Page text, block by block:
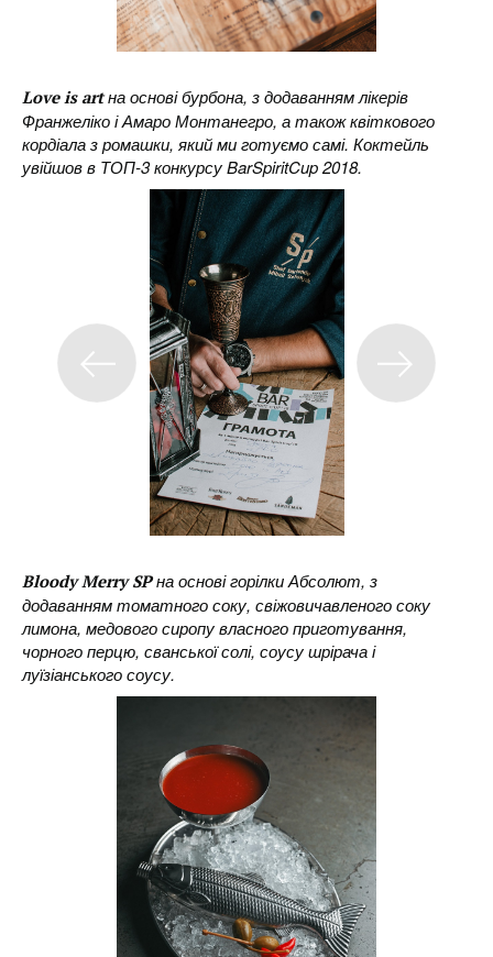
Love is artна основі бурбона, з додаванням лікерів
Франжеліко і Амаро Монтанегро, а також квіткового
кордіала з ромашки, який ми готуємо самі. Коктейль
увійшов в ТОП-3 конкурсу BarSpiritCup 2018.
Bloody Merry SPна основі горілки Абсолют, з
додаванням томатного соку, свіжовичавленого соку
лимона, медового сиропу власного приготування,
чорного перцю, сванської солі, соусу шрірача і
луїзіанського соусу.